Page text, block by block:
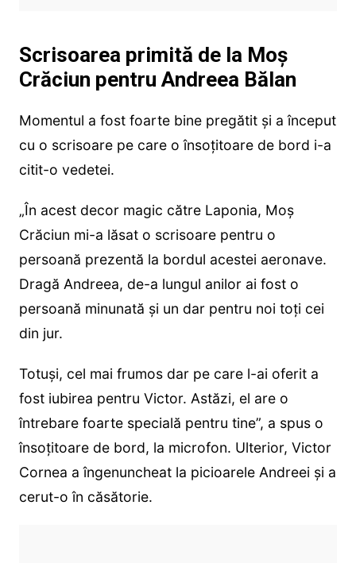
Scrisoarea primită de la Moș
Crăciun pentru Andreea Bălan
Momentul a fost foarte bine pregătit și a început
cu o scrisoare pe care o însoțitoare de bord i-a
citit-o vedetei.
„În acest decor magic către Laponia, Moș
Crăciun mi-a lăsat o scrisoare pentru o
persoană prezentă la bordul acestei aeronave.
Dragă Andreea, de-a lungul anilor ai fost o
persoană minunată și un dar pentru noi toți cei
din jur.
Totuși, cel mai frumos dar pe care l-ai oferit a
fost iubirea pentru Victor. Astăzi, el are o
întrebare foarte specială pentru tine”, a spus o
însoțitoare de bord, la microfon. Ulterior, Victor
Cornea a îngenuncheat la picioarele Andreei și a
cerut-o în căsătorie.